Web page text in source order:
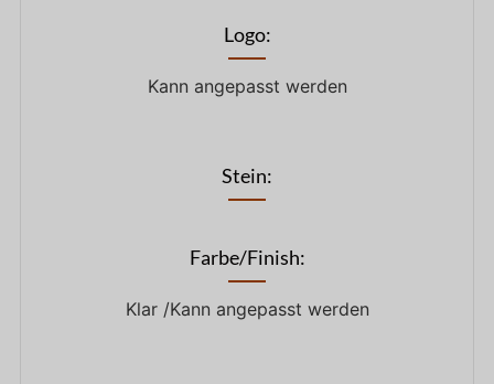
Logo:
Kann angepasst werden
Stein:
Farbe/Finish:
Klar /Kann angepasst werden